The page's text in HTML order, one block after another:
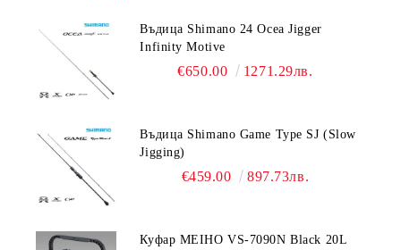
Въдица Shimano 24 Ocea Jigger
Infinity Motive
€650.00 1271.29лв.
Въдица Shimano Game Type SJ (Slow
Jigging)
€459.00 897.73лв.
Куфар MEIHO VS-7090N Black 20L